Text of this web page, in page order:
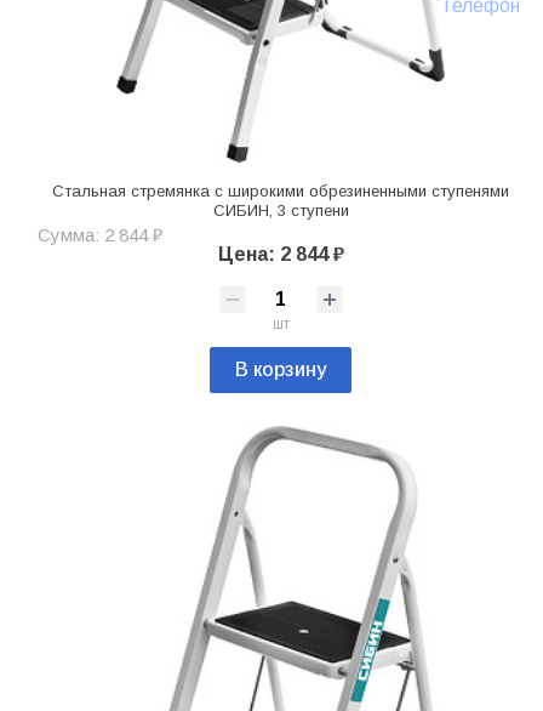
Телефон
Стальная стремянка c широкими обрезиненными ступенями
СИБИН, 3 ступени
Сумма: 2 844 ₽
Цена: 2 844 ₽
шт
В корзину